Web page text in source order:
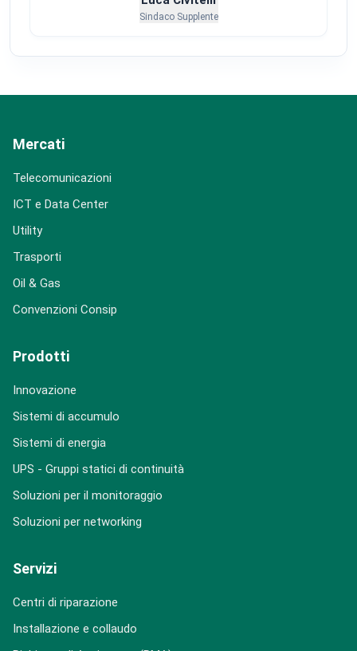
Sindaco Supplente
Mercati
Telecomunicazioni
ICT e Data Center
Utility
Trasporti
Oil & Gas
Convenzioni Consip
Prodotti
Innovazione
Sistemi di accumulo
Sistemi di energia
UPS - Gruppi statici di continuità
Soluzioni per il monitoraggio
Soluzioni per networking
Servizi
Centri di riparazione
Installazione e collaudo